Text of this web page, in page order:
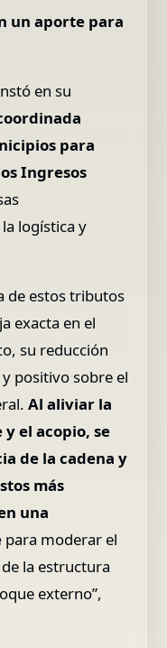
un aporte para
en su
para
Ingresos
logística y
de estos tributos
exacta en el
su reducción
positivo sobre el
Al aliviar la
el acopio, se
de la cadena y
más
una
para moderar el
la estructura
externo”,